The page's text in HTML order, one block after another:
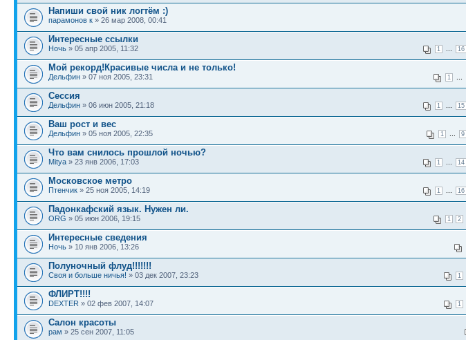
Напиши свой ник логтём :)
парамонов к » 26 мар 2008, 00:41
Интересные ссылки
1 16
Ночь » 05 апр 2005, 11:32
Мой рекорд!Красивые числа и не только!
1
Дельфин » 07 ноя 2005, 23:31
Сессия
1 15
Дельфин » 06 июн 2005, 21:18
Ваш рост и вес
1 9
Дельфин » 05 ноя 2005, 22:35
Что вам снилось прошлой ночью?
1 14
Mitya » 23 янв 2006, 17:03
Московское метро
1 16
Птенчик » 25 ноя 2005, 14:19
Падонкафский язык. Нужен ли.
1 2
ORG » 05 июн 2006, 19:15
Интересные сведения
Ночь » 10 янв 2006, 13:26
Полуночный флуд!!!!!!!
1
Своя и больше ничья! » 03 дек 2007, 23:23
ФЛИРТ!!!!
1
DEXTER » 02 фев 2007, 14:07
Салон красоты
рам » 25 сен 2007, 11:05